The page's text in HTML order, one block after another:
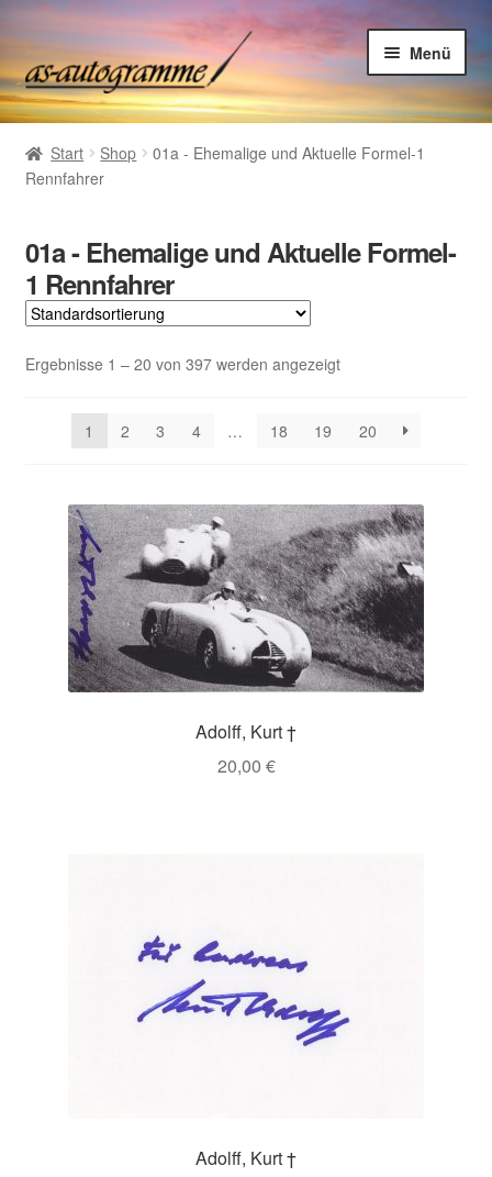
Zur
Navigation
springen
Zum
Inhalt
springen
Menü
Home
Shop
Suchliste Autogramme
Kontakt
Kasse
Warenkorb
Start Shop
01a - Ehemalige und Aktuelle Formel-1
Rennfahrer
01a - Ehemalige und Aktuelle Formel-
1 Rennfahrer
Ergebnisse 1 – 20 von 397 werden angezeigt
1 2 3 4 … 18 19 20
Adolff, Kurt †
20,00 €
Adolff, Kurt †